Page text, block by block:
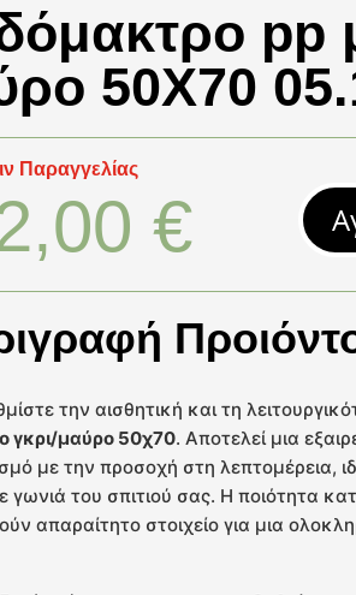
pp
50Χ70
Παραγγελίας
€
την αισθητική και τη
γκρι/μαύρο 50χ70. Αποτελεί μια
με την προσοχή στη λεπτομέρεια,
γωνιά του σπιτιού σας. Η ποιότητα
απαραίτητο στοιχείο για μια